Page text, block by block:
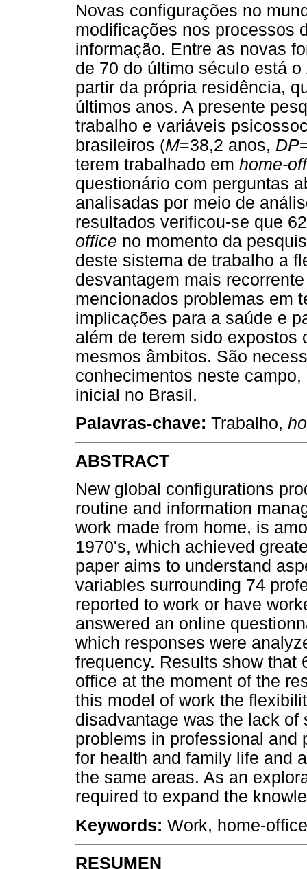
Novas configurações no
modificações nos processos
informação. Entre as novas
de 70 do último século está o
partir da própria residência,
últimos anos. A presente
trabalho e variáveis
brasileiros (M=38,2 anos, DP
terem trabalhado em home-
questionário com perguntas
analisadas por meio de
resultados verificou-se que
office no momento da
deste sistema de trabalho a
desvantagem mais
mencionados problemas em
implicações para a saúde e
além de terem sido expostos
mesmos âmbitos. São
conhecimentos neste
inicial no Brasil.
Palavras-chave: Trabalho,
ABSTRACT
New global configurations
routine and information
work made from home, is
1970's, which achieved
paper aims to understand
variables surrounding 74
reported to work or have
answered an online
which responses were
frequency. Results show that
office at the moment of the
this model of work the
disadvantage was the lack
problems in professional and
for health and family life and
the same areas. As an
required to expand the
Keywords: Work, home-
RESUMEN